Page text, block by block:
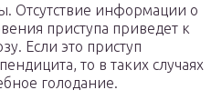
Отсутствие информации о
приступа приведет к
Если это приступ
то в таких случаях
голодание.